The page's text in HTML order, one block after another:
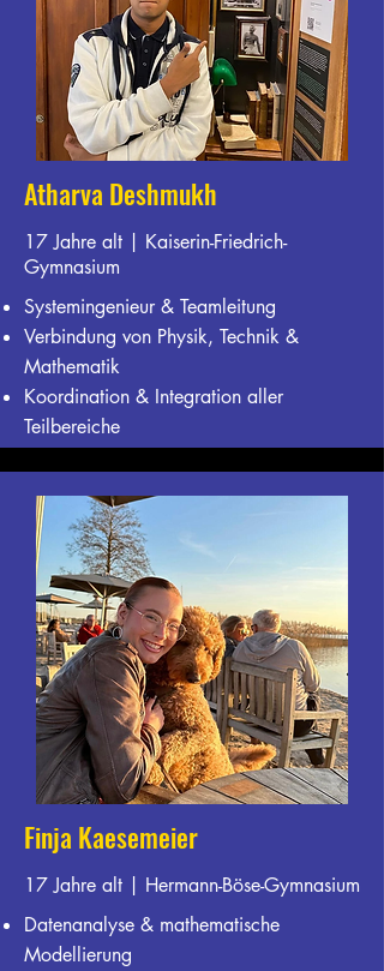
Atharva Deshmukh
17 Jahre alt | Kaiserin-Friedrich-
Gymnasium
Systemingenieur & Teamleitung
Verbindung von Physik, Technik &
Mathematik
Koordination & Integration aller
Teilbereiche
Finja Kaesemeier
17 Jahre alt | Hermann-Böse-Gymnasium
Datenanalyse & mathematische
Modellierung